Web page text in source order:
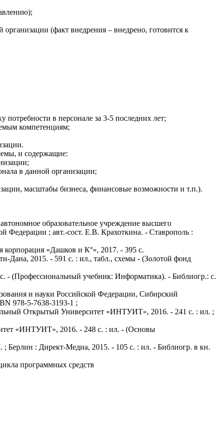
организации (факт внедрения – внедрено, готовится к
в персонале за 3-5 последних лет;
компетенциям;
и содержащие:
в данной организации;
масштабы бизнеса, финансовые возможности и т.п.).
образовательное учреждение высшего
Федерации ; авт.-сост. Е.В. Крахоткина. - Ставрополь :
«Дашков и К°», 2017. - 395 с.
Дана, 2015. - 591 с. : ил., табл., схемы - (Золотой фонд
(Профессиональный учебник: Информатика). - Библиогр.: с.
и науки Российской Федерации, Сибирский
978-5-7638-3193-1 ;
Открытый Университет «ИНТУИТ», 2016. - 241 с. : ил. ;
«ИНТУИТ», 2016. - 248 с. : ил. - (Основы
: Директ-Медиа, 2015. - 105 с. : ил. - Библиогр. в кн.
программных средств